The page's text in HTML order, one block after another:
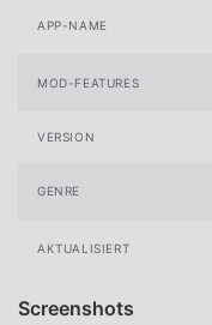
APP-NAME
MOD-FEATURES
VERSION
GENRE
AKTUALISIERT
Screenshots